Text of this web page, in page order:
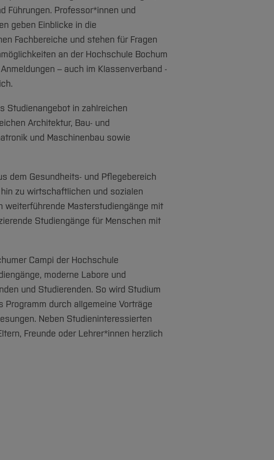
Führungen. Professor*innen und
geben Einblicke in die
Fachbereiche und stehen für Fragen
an der Hochschule Bochum
– auch im Klassenverband -
Studienangebot in zahlreichen
Architektur, Bau- und
und Maschinenbau sowie
dem Gesundheits- und Pflegebereich
zu wirtschaftlichen und sozialen
weiterführende Masterstudiengänge mit
Studiengänge für Menschen mit
Campi der Hochschule
moderne Labore und
und Studierenden. So wird Studium
durch allgemeine Vorträge
Neben Studieninteressierten
Freunde oder Lehrer*innen herzlich